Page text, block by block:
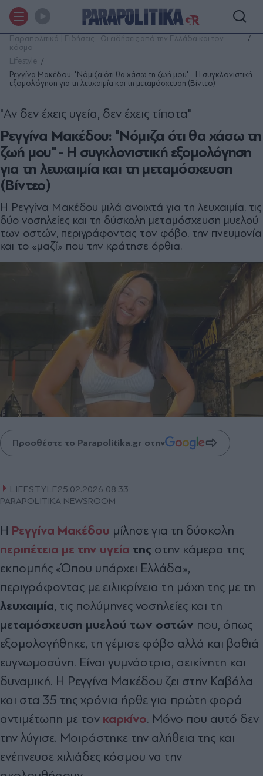
Παραπολιτικά | Ειδήσεις - Οι ειδήσεις από την Ελλάδα και τον
κόσμο
Lifestyle
Ρεγγίνα Μακέδου: "Νόμιζα ότι θα χάσω τη ζωή μου" - Η συγκλονιστική
εξομολόγηση για τη λευχαιμία και τη μεταμόσχευση (Βίντεο)
Ρεγγίνα Μακέδου: "Νόμιζα ότι θα χάσω τη
ζωή μου" - Η συγκλονιστική εξομολόγηση
για τη λευχαιμία και τη μεταμόσχευση
(Βίντεο)
"Αν δεν έχεις υγεία, δεν έχεις τίποτα"
Η Ρεγγίνα Μακέδου μιλά ανοιχτά για τη λευχαιμία, τις
δύο νοσηλείες και τη δύσκολη μεταμόσχευση μυελού
των οστών, περιγράφοντας τον φόβο, την πνευμονία
και το «μαζί» που την κράτησε όρθια.
Προσθέστε το Parapolitika.gr στην
LIFESTYLE25.02.2026 08:33
PARAPOLITIKA NEWSROOM
Η Ρεγγίνα Μακέδου μίλησε για τη δύσκολη
περιπέτεια με την υγεία της στην κάμερα της
εκπομπής «Όπου υπάρχει Ελλάδα»,
περιγράφοντας με ειλικρίνεια τη μάχη της με τη
λευχαιμία, τις πολύμηνες νοσηλείες και τη
μεταμόσχευση μυελού των οστών που, όπως
εξομολογήθηκε, τη γέμισε φόβο αλλά και βαθιά
ευγνωμοσύνη. Είναι γυμνάστρια, αεικίνητη και
δυναμική. Η Ρεγγίνα Μακέδου ζει στην Καβάλα
και στα 35 της χρόνια ήρθε για πρώτη φορά
αντιμέτωπη με τον καρκίνο. Μόνο που αυτό δεν
την λύγισε. Μοιράστηκε την αλήθεια της και
ενέπνευσε χιλιάδες κόσμου να την